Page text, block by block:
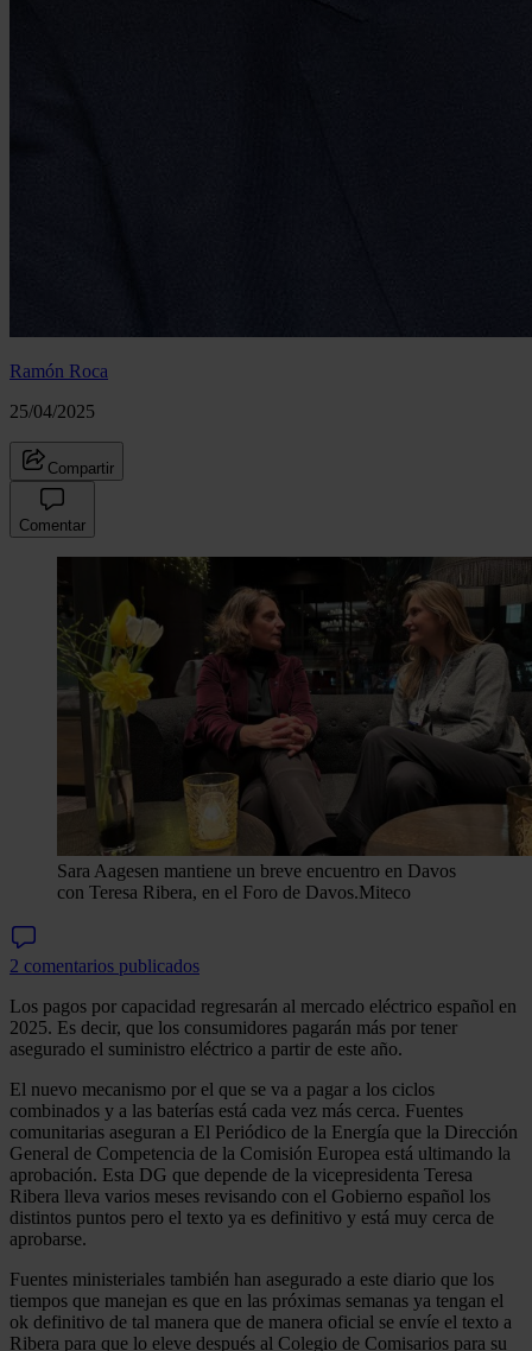
Ramón Roca
25/04/2025
Compartir
Comentar
Sara Aagesen mantiene un breve encuentro en Davos
con Teresa Ribera, en el Foro de Davos.Miteco
2 comentarios publicados
Los pagos por capacidad regresarán al mercado eléctrico español en
2025. Es decir, que los consumidores pagarán más por tener
asegurado el suministro eléctrico a partir de este año.
El nuevo mecanismo por el que se va a pagar a los ciclos
combinados y a las baterías está cada vez más cerca. Fuentes
comunitarias aseguran a El Periódico de la Energía que la Dirección
General de Competencia de la Comisión Europea está ultimando la
aprobación. Esta DG que depende de la vicepresidenta Teresa
Ribera lleva varios meses revisando con el Gobierno español los
distintos puntos pero el texto ya es definitivo y está muy cerca de
aprobarse.
Fuentes ministeriales también han asegurado a este diario que los
tiempos que manejan es que en las próximas semanas ya tengan el
ok definitivo de tal manera que de manera oficial se envíe el texto a
Ribera para que lo eleve después al Colegio de Comisarios para su